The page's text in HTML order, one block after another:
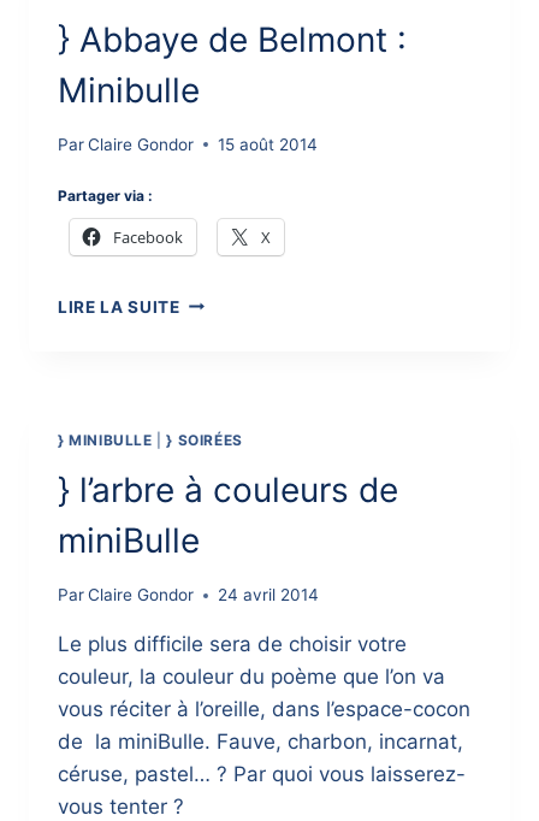
} Abbaye de Belmont :
Minibulle
ParClaire Gondor 15 août 2014
Partager via :
Facebook X
LIRE LA SUITE}
MINIBULLE
} MINIBULLE |} SOIRÉES
} l’arbre à couleurs de
miniBulle
ParClaire Gondor 24 avril 2014
Le plus difficile sera de choisir votre
couleur, la couleur du poème que l’on va
vous réciter à l’oreille, dans l’espace-cocon
de la miniBulle. Fauve, charbon, incarnat,
céruse, pastel… ? Par quoi vous laisserez-
vous tenter ?